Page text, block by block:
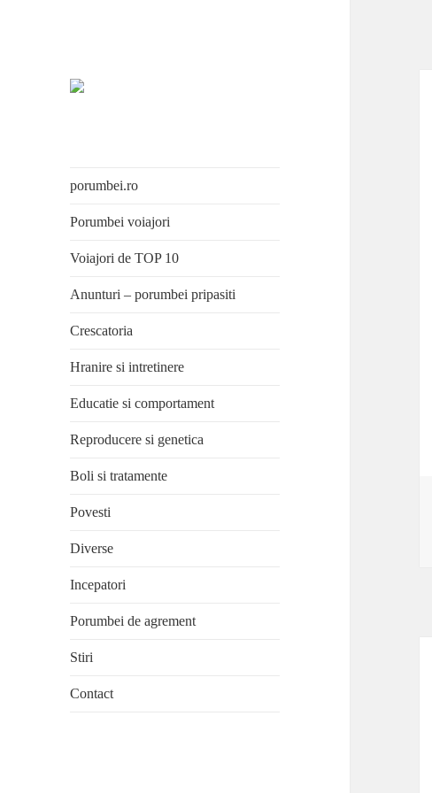
porumbei.ro
Porumbei voiajori
Voiajori de TOP 10
Anunturi – porumbei pripasiti
Crescatoria
Hranire si intretinere
Educatie si comportament
Reproducere si genetica
Boli si tratamente
Povesti
Diverse
Incepatori
Porumbei de agrement
Stiri
Contact